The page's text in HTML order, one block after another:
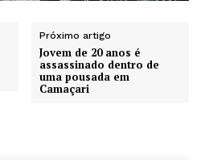
Próximo artigo
Jovem de 20 anos é
assassinado dentro de
uma pousada em
Camaçari